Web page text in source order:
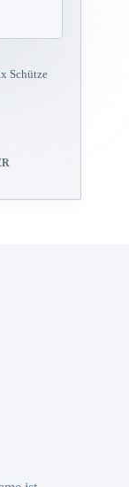
Schütze